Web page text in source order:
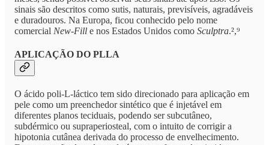
sinais são descritos como sutis, naturais, previsíveis, agradáveis
e duradouros. Na Europa, ficou conhecido pelo nome
comercial New-Fill e nos Estados Unidos como Sculptra.²,⁹
APLICAÇÃO DO PLLA
O ácido poli-L-láctico tem sido direcionado para aplicação em
pele como um preenchedor sintético que é injetável em
diferentes planos teciduais, podendo ser subcutâneo,
subdérmico ou supraperiosteal, com o intuito de corrigir a
hipotonia cutânea derivada do processo de envelhecimento.